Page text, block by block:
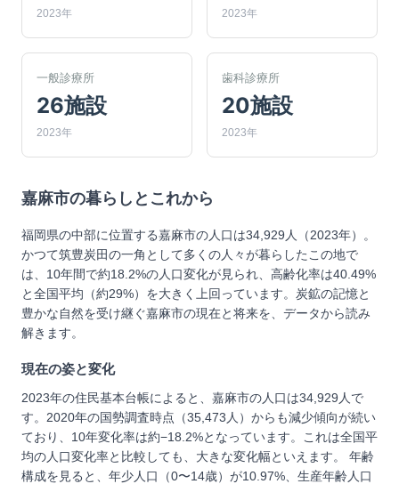
2023年 2023年
一般診療所
26施設
2023年
歯科診療所
20施設
2023年
嘉麻市の暮らしとこれから
福岡県の中部に位置する嘉麻市の人口は34,929人（2023年）。
かつて筑豊炭田の一角として多くの人々が暮らしたこの地で
は、10年間で約18.2%の人口変化が見られ、高齢化率は40.49%
と全国平均（約29%）を大きく上回っています。炭鉱の記憶と
豊かな自然を受け継ぐ嘉麻市の現在と将来を、データから読み
解きます。
現在の姿と変化
2023年の住民基本台帳によると、嘉麻市の人口は34,929人で
す。2020年の国勢調査時点（35,473人）からも減少傾向が続い
ており、10年変化率は約−18.2%となっています。これは全国平
均の人口変化率と比較しても、大きな変化幅といえます。 年齢
構成を見ると、年少人口（0〜14歳）が10.97%、生産年齢人口